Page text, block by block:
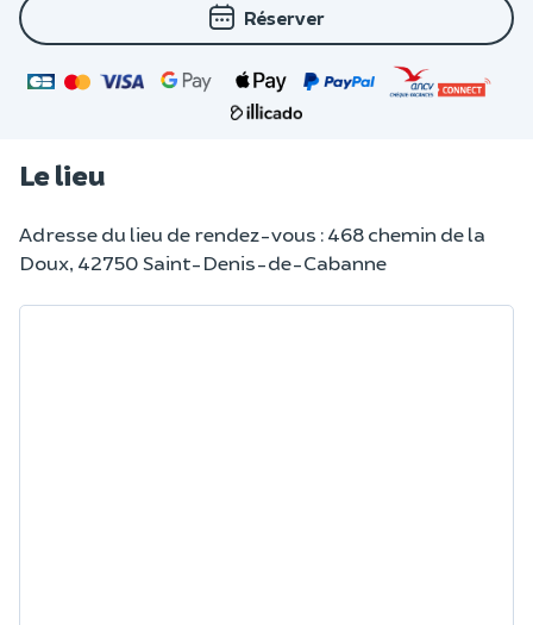
Réserver
Le lieu
Adresse du lieu de rendez-vous : 468 chemin de la
Doux, 42750 Saint-Denis-de-Cabanne